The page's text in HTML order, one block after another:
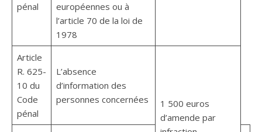
pénal
européennes ou à
l’article 70 de la loi de
1978
Article
R. 625-
10 du
Code
pénal
L’absence
d’information des
personnes concernées
1 500 euros
d’amende par